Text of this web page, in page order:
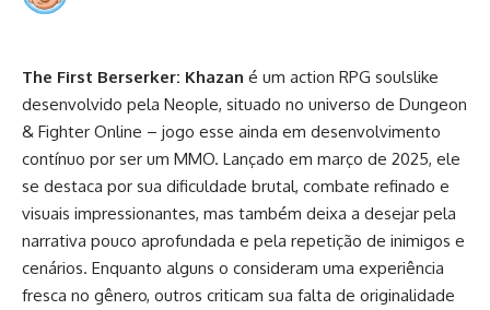
The First Berserker: Khazan é um action RPG soulslike
desenvolvido pela Neople, situado no universo de Dungeon
& Fighter Online – jogo esse ainda em desenvolvimento
contínuo por ser um MMO. Lançado em março de 2025, ele
se destaca por sua dificuldade brutal, combate refinado e
visuais impressionantes, mas também deixa a desejar pela
narrativa pouco aprofundada e pela repetição de inimigos e
cenários. Enquanto alguns o consideram uma experiência
fresca no gênero, outros criticam sua falta de originalidade